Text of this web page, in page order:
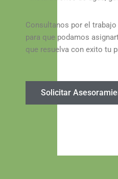
Consultanos por el
para que podamos
que resuelva con exito tu
Solicitar